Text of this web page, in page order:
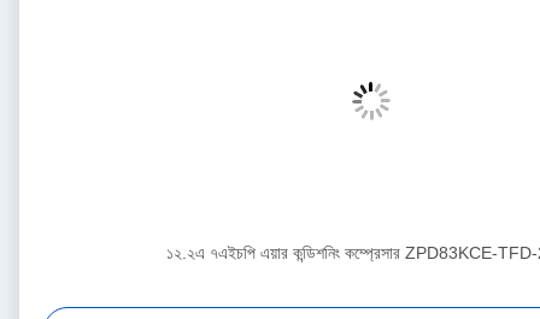
১২.২এ ৭এইচপি এয়ার কন্ডিশনিং কম্প্রেসার ZPD83KCE-